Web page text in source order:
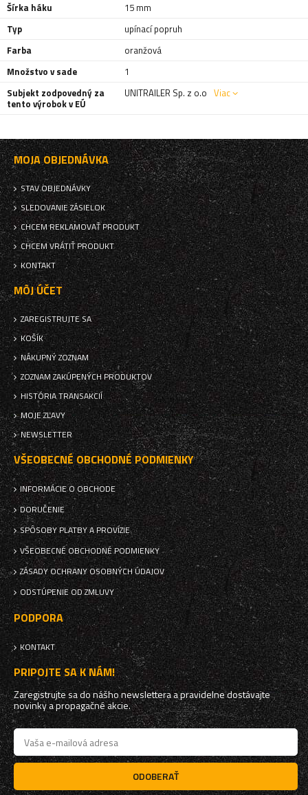
Šírka háku
15 mm
Typ
upínací popruh
Farba
oranžová
Množstvo v sade
1
Subjekt zodpovedný za
tento výrobok v EÚ
UNITRAILER Sp. z o.o Viac
MOJA OBJEDNÁVKA
STAV OBJEDNÁVKY
SLEDOVANIE ZÁSIELOK
CHCEM REKLAMOVAŤ PRODUKT
CHCEM VRÁTIŤ PRODUKT
KONTAKT
MÔJ ÚČET
ZAREGISTRUJTE SA
KOŠÍK
NÁKUPNÝ ZOZNAM
ZOZNAM ZAKÚPENÝCH PRODUKTOV
HISTÓRIA TRANSAKCIÍ
MOJE ZĽAVY
NEWSLETTER
VŠEOBECNÉ OBCHODNÉ PODMIENKY
INFORMÁCIE O OBCHODE
DORUČENIE
SPÔSOBY PLATBY A PROVÍZIE
VŠEOBECNÉ OBCHODNÉ PODMIENKY
ZÁSADY OCHRANY OSOBNÝCH ÚDAJOV
ODSTÚPENIE OD ZMLUVY
PODPORA
KONTAKT
PRIPOJTE SA K NÁM!
Zaregistrujte sa do nášho newslettera a pravidelne dostávajte
novinky a propagačné akcie.
ODOBERAŤ